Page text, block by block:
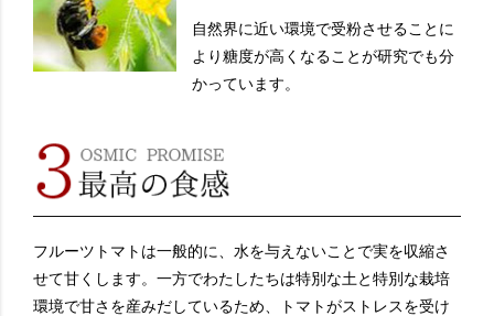
自然界に近い環境で受粉させることに
より糖度が高くなることが研究でも分
かっています。
フルーツトマトは一般的に、水を与えないことで実を収縮さ
せて甘くします。一方でわたしたちは特別な土と特別な栽培
環境で甘さを産みだしているため、トマトがストレスを受け